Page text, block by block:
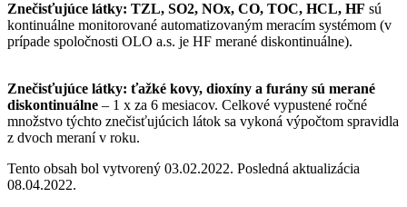
Znečisťujúce látky: TZL, SO2, NOx, CO, TOC, HCL, HF sú
kontinuálne monitorované automatizovaným meracím systémom (v
prípade spoločnosti OLO a.s. je HF merané diskontinuálne).
Znečisťujúce látky: ťažké kovy, dioxíny a furány sú merané
diskontinuálne – 1 x za 6 mesiacov. Celkové vypustené ročné
množstvo týchto znečisťujúcich látok sa vykoná výpočtom spravidla
z dvoch meraní v roku.
Tento obsah bol vytvorený 03.02.2022. Posledná aktualizácia
08.04.2022.